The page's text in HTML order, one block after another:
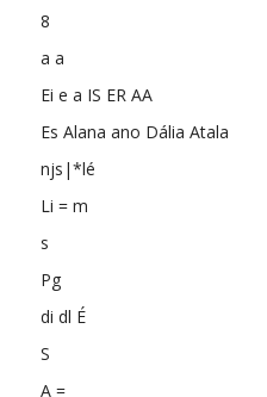
8
a a
Ei e a IS ER AA
Es Alana ano Dália Atala
njs|*lé
Li = m
s
Pg
di dl É
S
A =